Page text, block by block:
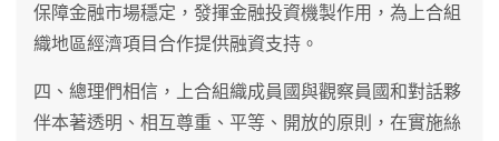
保障金融市場穩定，發揮金融投資機製作用，為上合組
織地區經濟項目合作提供融資支持。
四、總理們相信，上合組織成員國與觀察員國和對話夥
伴本著透明、相互尊重、平等、開放的原則，在實施絲